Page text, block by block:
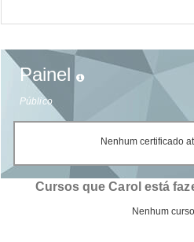
Painel
Público
Nenhum certificado
Cursos que Carol está
Nenhum